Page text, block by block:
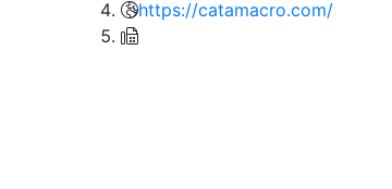
https://catamacro.com/